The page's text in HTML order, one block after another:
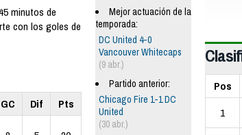
minutos de
con los goles de
GC Dif Pts
Mejor actuación de la
temporada:
DC United 4-0
Vancouver Whitecaps
(9 abr.)
Partido anterior:
Chicago Fire 1-1 DC
United
(30 abr.)
Pos
1